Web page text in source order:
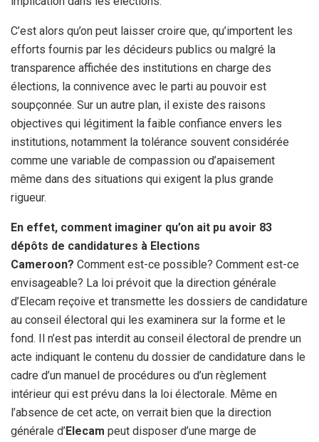
C’est alors qu’on peut laisser croire que, qu’importent les
efforts fournis par les décideurs publics ou malgré la
transparence affichée des institutions en charge des
élections, la connivence avec le parti au pouvoir est
soupçonnée. Sur un autre plan, il existe des raisons
objectives qui légitiment la faible confiance envers les
institutions, notamment la tolérance souvent considérée
comme une variable de compassion ou d’apaisement
même dans des situations qui exigent la plus grande
rigueur.
En effet, comment imaginer qu’on ait pu avoir 83
dépôts de candidatures à Elections
Cameroon? Comment est-ce possible? Comment est-ce
envisageable? La loi prévoit que la direction générale
d’Elecam reçoive et transmette les dossiers de candidature
au conseil électoral qui les examinera sur la forme et le
fond. Il n’est pas interdit au conseil électoral de prendre un
acte indiquant le contenu du dossier de candidature dans le
cadre d’un manuel de procédures ou d’un règlement
intérieur qui est prévu dans la loi électorale. Même en
l’absence de cet acte, on verrait bien que la direction
générale d’Elecam peut disposer d’une marge de